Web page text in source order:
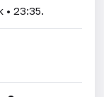
• 23:35.